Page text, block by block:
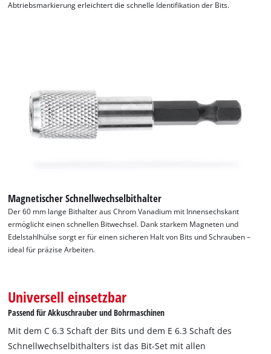
Abtriebsmarkierung erleichtert die schnelle Identifikation der Bits.
Magnetischer Schnellwechselbithalter
Der 60 mm lange Bithalter aus Chrom Vanadium mit Innensechskant
ermöglicht einen schnellen Bitwechsel. Dank starkem Magneten und
Edelstahlhülse sorgt er für einen sicheren Halt von Bits und Schrauben –
ideal für präzise Arbeiten.
Universell einsetzbar
Passend für Akkuschrauber und Bohrmaschinen
Mit dem C 6.3 Schaft der Bits und dem E 6.3 Schaft des
Schnellwechselbithalters ist das Bit-Set mit allen